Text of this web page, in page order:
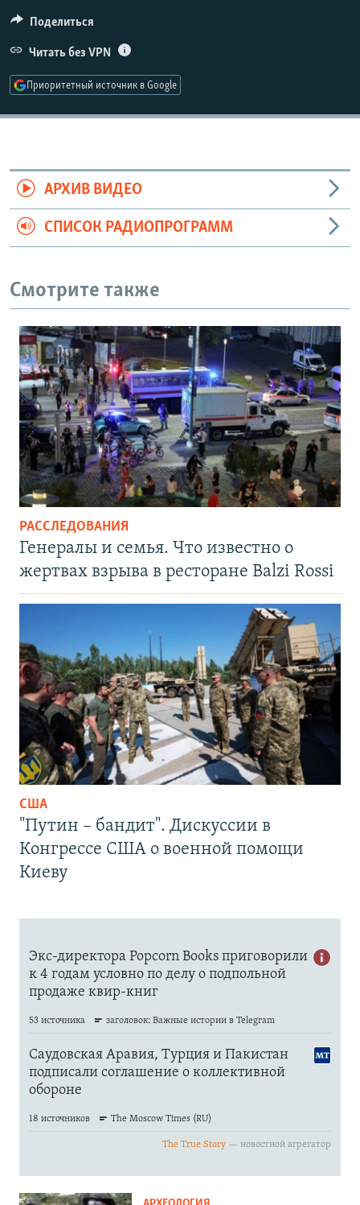
РАСПИСАНИЕ ВЕЩАНИЯ
ПОДПИШИТЕСЬ НА РАССЫЛКУ
СОЦИАЛЬНЫЕ СЕТИ
Все сайты РСЕ/РС
Поделиться
Читать без VPN
Приоритетный источник в Google
АРХИВ ВИДЕО
СПИСОК РАДИОПРОГРАММ
Смотрите также
РАССЛЕДОВАНИЯ
Генералы и семья. Что известно о
жертвах взрыва в ресторане Balzi Rossi
США
"Путин – бандит". Дискуссии в
Конгрессе США о военной помощи
Киеву